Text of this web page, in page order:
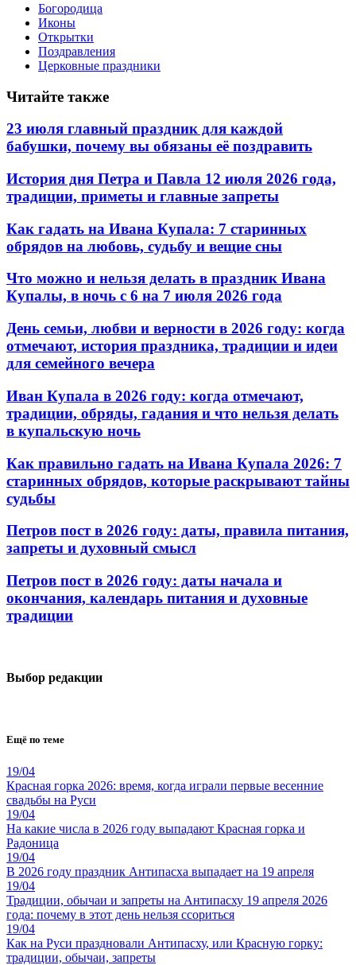
Богородица
Иконы
Открытки
Поздравления
Церковные праздники
Читайте также
23 июля главный праздник для каждой
бабушки, почему вы обязаны её поздравить
История дня Петра и Павла 12 июля 2026 года,
традиции, приметы и главные запреты
Как гадать на Ивана Купала: 7 старинных
обрядов на любовь, судьбу и вещие сны
Что можно и нельзя делать в праздник Ивана
Купалы, в ночь с 6 на 7 июля 2026 года
День семьи, любви и верности в 2026 году: когда
отмечают, история праздника, традиции и идеи
для семейного вечера
Иван Купала в 2026 году: когда отмечают,
традиции, обряды, гадания и что нельзя делать
в купальскую ночь
Как правильно гадать на Ивана Купала 2026: 7
старинных обрядов, которые раскрывают тайны
судьбы
Петров пост в 2026 году: даты, правила питания,
запреты и духовный смысл
Петров пост в 2026 году: даты начала и
окончания, календарь питания и духовные
традиции
Выбор редакции
Ещё по теме
19/04
Красная горка 2026: время, когда играли первые весенние
свадьбы на Руси
19/04
На какие числа в 2026 году выпадают Красная горка и
Радоница
19/04
В 2026 году праздник Антипасха выпадает на 19 апреля
19/04
Традиции, обычаи и запреты на Антипасху 19 апреля 2026
года: почему в этот день нельзя ссориться
19/04
Как на Руси праздновали Антипасху, или Красную горку:
традиции, обычаи, запреты